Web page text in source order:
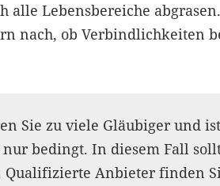
alle Lebensbereiche
nach, ob Verbindlichkeiten
Sie zu viele Gläubiger und
bedingt. In diesem Fall
Anbieter finden